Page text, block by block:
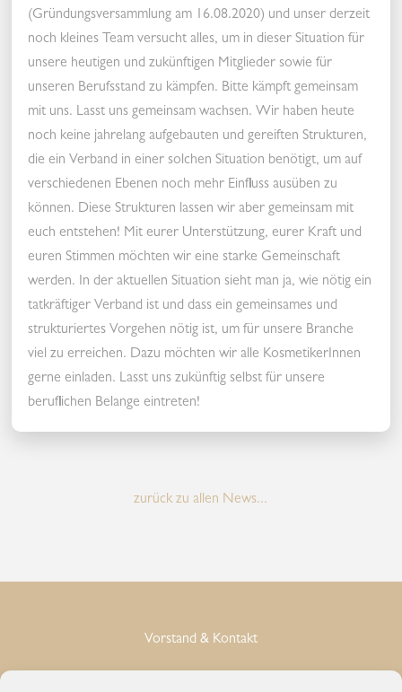
(Gründungsversammlung am 16.08.2020) und unser derzeit
noch kleines Team versucht alles, um in dieser Situation für
unsere heutigen und zukünftigen Mitglieder sowie für
unseren Berufsstand zu kämpfen. Bitte kämpft gemeinsam
mit uns. Lasst uns gemeinsam wachsen. Wir haben heute
noch keine jahrelang aufgebauten und gereiften Strukturen,
die ein Verband in einer solchen Situation benötigt, um auf
verschiedenen Ebenen noch mehr Einfluss ausüben zu
können. Diese Strukturen lassen wir aber gemeinsam mit
euch entstehen! Mit eurer Unterstützung, eurer Kraft und
euren Stimmen möchten wir eine starke Gemeinschaft
werden. In der aktuellen Situation sieht man ja, wie nötig ein
tatkräftiger Verband ist und dass ein gemeinsames und
strukturiertes Vorgehen nötig ist, um für unsere Branche
viel zu erreichen. Dazu möchten wir alle KosmetikerInnen
gerne einladen. Lasst uns zukünftig selbst für unsere
beruflichen Belange eintreten!
zurück zu allen News...
Vorstand & Kontakt